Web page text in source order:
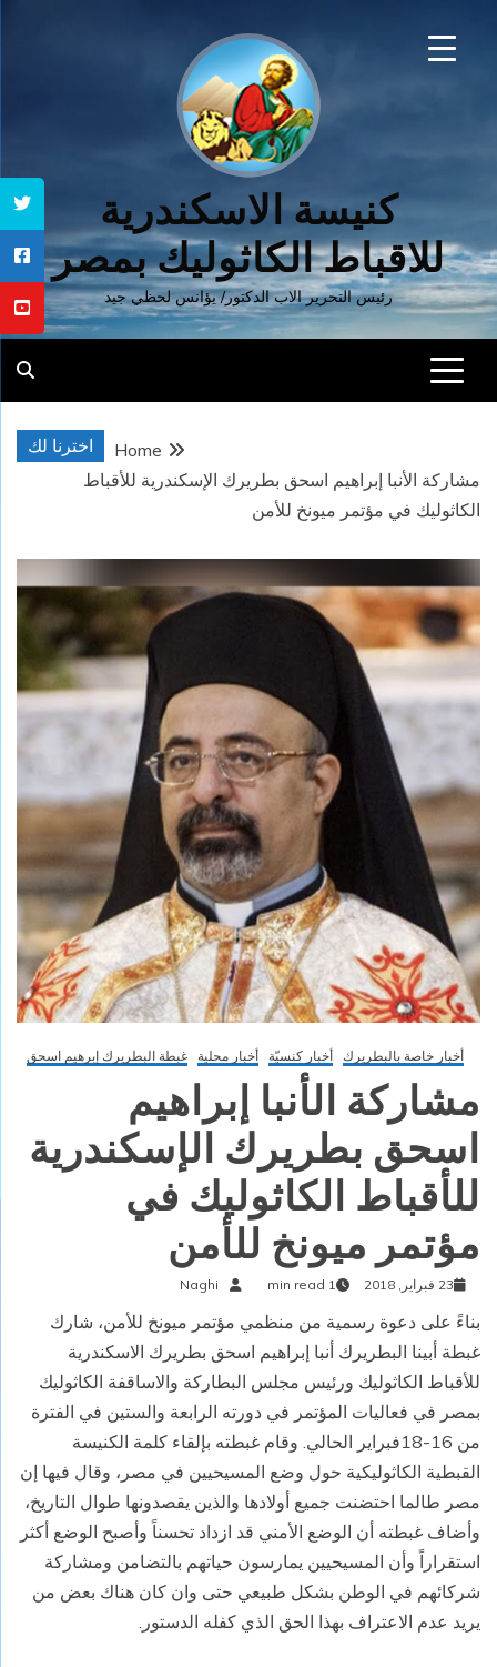
كنيسة الاسكندرية
للاقباط الكاثوليك بمصر
رئيس التحرير الاب الدكتور/ يؤانس لحظي جيد
اخترنا لك
Home
مشاركة الأنبا إبراهيم اسحق بطريرك الإسكندرية للأقباط
الكاثوليك في مؤتمر ميونخ للأمن
أخبار خاصة بالبطريرك أخبار كنسيّة أخبار محلية غبطة البطريرك إبرهيم اسحق
مشاركة الأنبا إبراهيم
اسحق بطريرك الإسكندرية
للأقباط الكاثوليك في
مؤتمر ميونخ للأمن
23 فبراير, 2018 1 min read
Naghi
بناءً على دعوة رسمية من منظمي مؤتمر ميونخ للأمن، شارك
غبطة أبينا البطريرك أنبا إبراهيم اسحق بطريرك الاسكندرية
للأقباط الكاثوليك ورئيس مجلس البطاركة والاساقفة الكاثوليك
بمصر في فعاليات المؤتمر في دورته الرابعة والستين في الفترة
من 16-18فبراير الحالي. وقام غبطته بإلقاء كلمة الكنيسة
القبطية الكاثوليكية حول وضع المسيحيين في مصر، وقال فيها إن
مصر طالما احتضنت جميع أولادها والذين يقصدونها طوال التاريخ،
وأضاف غبطته أن الوضع الأمني قد ازداد تحسناً وأصبح الوضع أكثر
استقراراً وأن المسيحيين يمارسون حياتهم بالتضامن ومشاركة
شركائهم في الوطن بشكل طبيعي حتى وان كان هناك بعض من
يريد عدم الاعتراف بهذا الحق الذي كفله الدستور.